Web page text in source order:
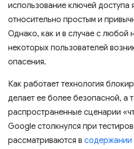
использование ключей доступа
относительно простым и
Однако, как и в случае с любой
некоторых пользователей
опасения.
Как работает технология
делает ее более безопасной, а
распространенные сценарии
Google столкнулся при
рассматриваются в содержании